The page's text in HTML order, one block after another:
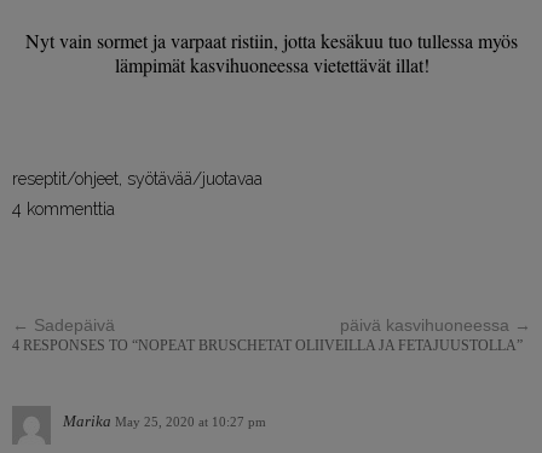
Nyt vain sormet ja varpaat ristiin, jotta kesäkuu tuo tullessa myös
lämpimät kasvihuoneessa vietettävät illat!
reseptit/ohjeet syötävää/juotavaa
4 kommenttia
← Sadepäivä päivä kasvihuoneessa →
4 RESPONSES TO “NOPEAT BRUSCHETAT OLIIVEILLA JA FETAJUUSTOLLA”
Marika May 25, 2020 at 10:27 pm